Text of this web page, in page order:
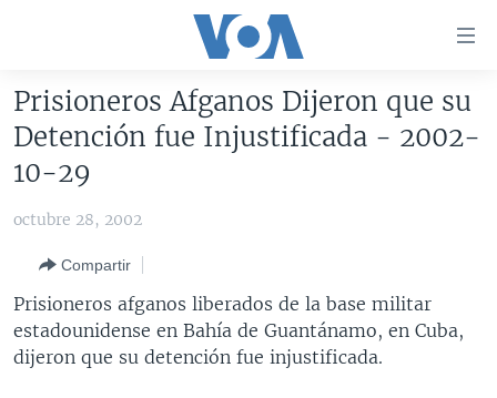
accesibilidad
contenido
Salte
principal
Salte
AMÉRICA DEL NORTE
VOA VERIFICA INMIGRACIÓN
VOA VERIFICA AMÉRICA LATINA
ARGENTINA
BOLIVIA
COLOMBIA
CHINA EN AMÉRICA LATINA
CENTROAMÉRICA
COSTA RICA
OTRAS SECCIONES
Prisioneros Afganos Dijeron que su
Detención fue Injustificada - 2002-
10-29
octubre 28, 2002
Compartir
Prisioneros afganos liberados de la base militar
estadounidense en Bahía de Guantánamo, en Cuba,
dijeron que su detención fue injustificada.